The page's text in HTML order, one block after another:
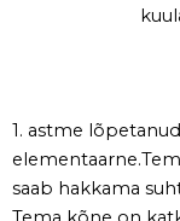
1. astme
saab hakkama